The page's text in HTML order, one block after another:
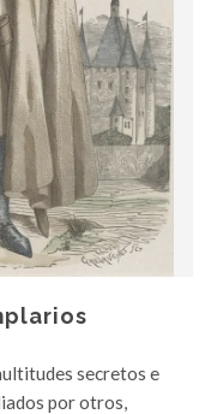
secretos e
por otros,